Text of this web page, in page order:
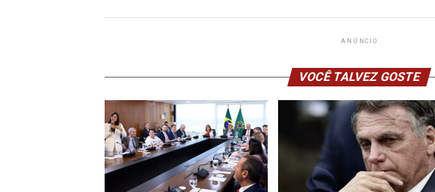
ANÚNCIO
VOCÊ TALVEZ GOSTE